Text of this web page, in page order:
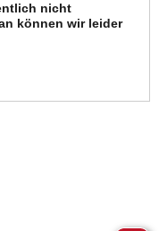
nicht
können wir leider